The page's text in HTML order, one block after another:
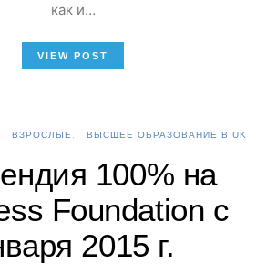
как и…
VIEW POST
ВЗРОСЛЫЕ ВЫСШЕЕ ОБРАЗОВАНИЕ В UK
100% на
Foundation c
2015 г.